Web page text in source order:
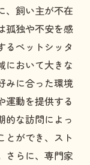
、飼い主が不在
孤独や不安を感
るペットシッタ
において大きな
みに合った環境
運動を提供する
的な訪問によっ
とができ、スト
さらに、専門家